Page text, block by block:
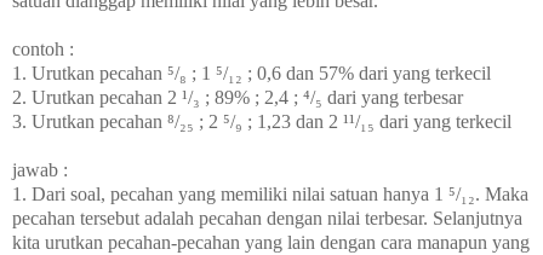
contoh :
1. Urutkan pecahan ⁵/₈ ; 1 ⁵/₁₂ ; 0,6 dan 57% dari yang terkecil
2. Urutkan pecahan 2 ¹/₃ ; 89% ; 2,4 ; ⁴/₅ dari yang terbesar
3. Urutkan pecahan ⁸/₂₅ ; 2 ⁵/₉ ; 1,23 dan 2 ¹¹/₁₅ dari yang terkecil
jawab :
1. Dari soal, pecahan yang memiliki nilai satuan hanya 1 ⁵/₁₂. Maka
pecahan tersebut adalah pecahan dengan nilai terbesar. Selanjutnya
kita urutkan pecahan-pecahan yang lain dengan cara manapun yang